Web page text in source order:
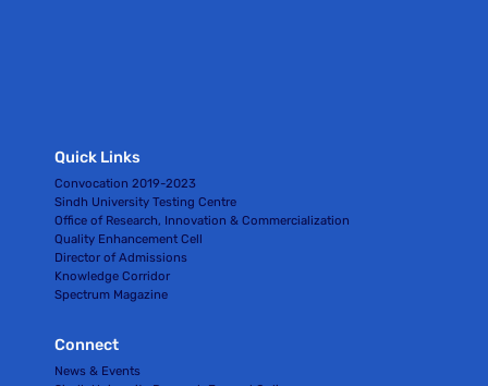
Quick Links
Convocation 2019-2023
Sindh University Testing Centre
Office of Research, Innovation & Commercialization
Quality Enhancement Cell
Director of Admissions
Knowledge Corridor
Spectrum Magazine
Connect
News & Events